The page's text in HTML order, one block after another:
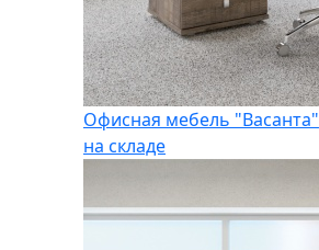
Офисная мебель "Васанта"
на складе